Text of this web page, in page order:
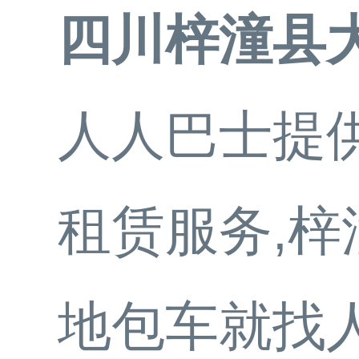
四川梓潼县
人人巴士提
租赁服务,
地包车就找